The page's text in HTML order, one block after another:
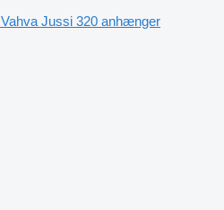
Vahva Jussi 320 anhænger